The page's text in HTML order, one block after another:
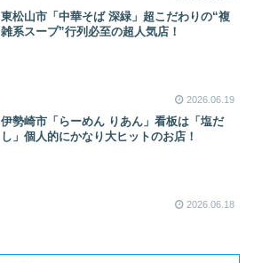
東松山市「中華そば 深緑」超こだわりの“複
雑系スープ”行列必至の超人気店！
2026.06.19
伊勢崎市「らーめん りあん」看板は「塩だ
し」個人的にかなり大ヒットのお店！
2026.06.18